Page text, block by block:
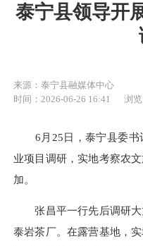
泰宁县领导开
来源：泰宁县融媒体中心
时间：2026-06-26 16:41
浏
6月25日，泰宁县委书
业项目调研，实地考察农
加。
张昌平一行先后调研大
泰岩茶厂。在露营基地，